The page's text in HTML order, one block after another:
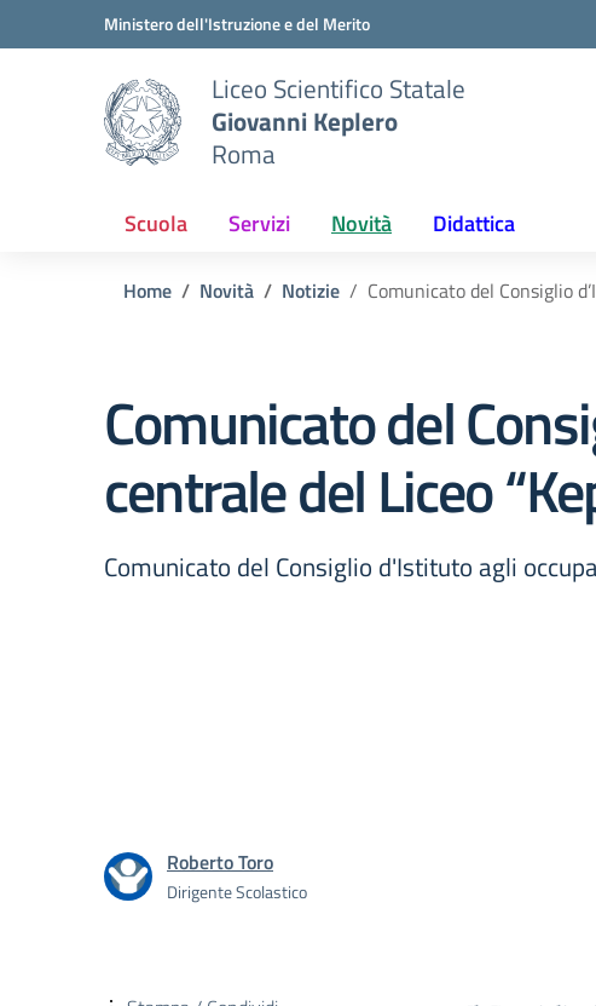
Vai ai contenuti
Vai al menu di navigazioneMinistero dell'Istruzione e del Merito
Liceo Scientifico Statale
Giovanni Keplero
Roma
Scuola Servizi Novità Didattica
Home Novità Notizie Comunicato del Consiglio
Comunicato del
centrale del Liceo
Comunicato del Consiglio d'Istituto agli
Roberto Toro
Dirigente Scolastico